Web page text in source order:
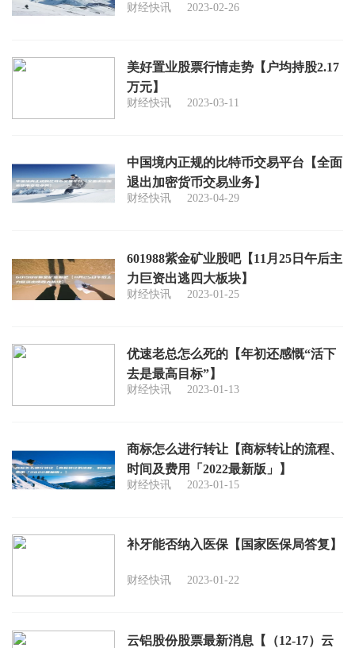
财经快讯 2023-02-26
美好置业股票行情走势【户均持股2.17
万元】
财经快讯 2023-03-11
中国境内正规的比特币交易平台【全面
退出加密货币交易业务】
财经快讯 2023-04-29
601988紫金矿业股吧【11月25日午后主
力巨资出逃四大板块】
财经快讯 2023-01-25
优速老总怎么死的【年初还感慨“活下
去是最高目标”】
财经快讯 2023-01-13
商标怎么进行转让【商标转让的流程、
时间及费用「2022最新版」】
财经快讯 2023-01-15
补牙能否纳入医保【国家医保局答复】
财经快讯 2023-01-22
云铝股份股票最新消息【（12-17）云